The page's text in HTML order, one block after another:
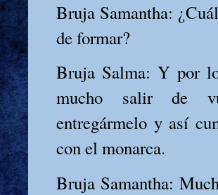
Bruja Samantha:
de formar?
Bruja Salma: Y por
mucho salir de
entregármelo y así
con el monarca.
Bruja Samantha: